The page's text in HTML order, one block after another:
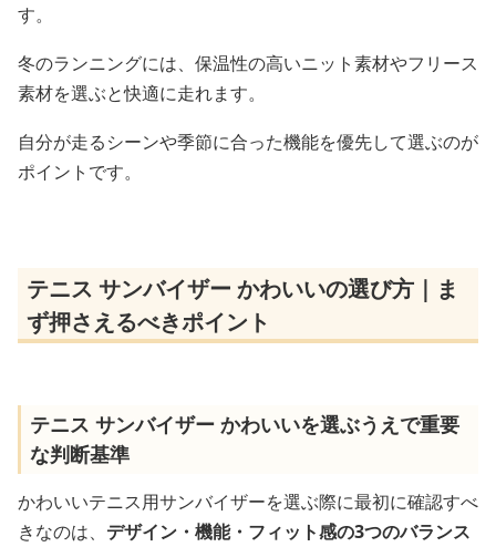
す。
冬のランニングには、保温性の高いニット素材やフリース
素材を選ぶと快適に走れます。
自分が走るシーンや季節に合った機能を優先して選ぶのが
ポイントです。
テニス サンバイザー かわいいの選び方｜ま
ず押さえるべきポイント
テニス サンバイザー かわいいを選ぶうえで重要
な判断基準
かわいいテニス用サンバイザーを選ぶ際に最初に確認すべ
きなのは、 デザイン・機能・フィット感の3つのバランス